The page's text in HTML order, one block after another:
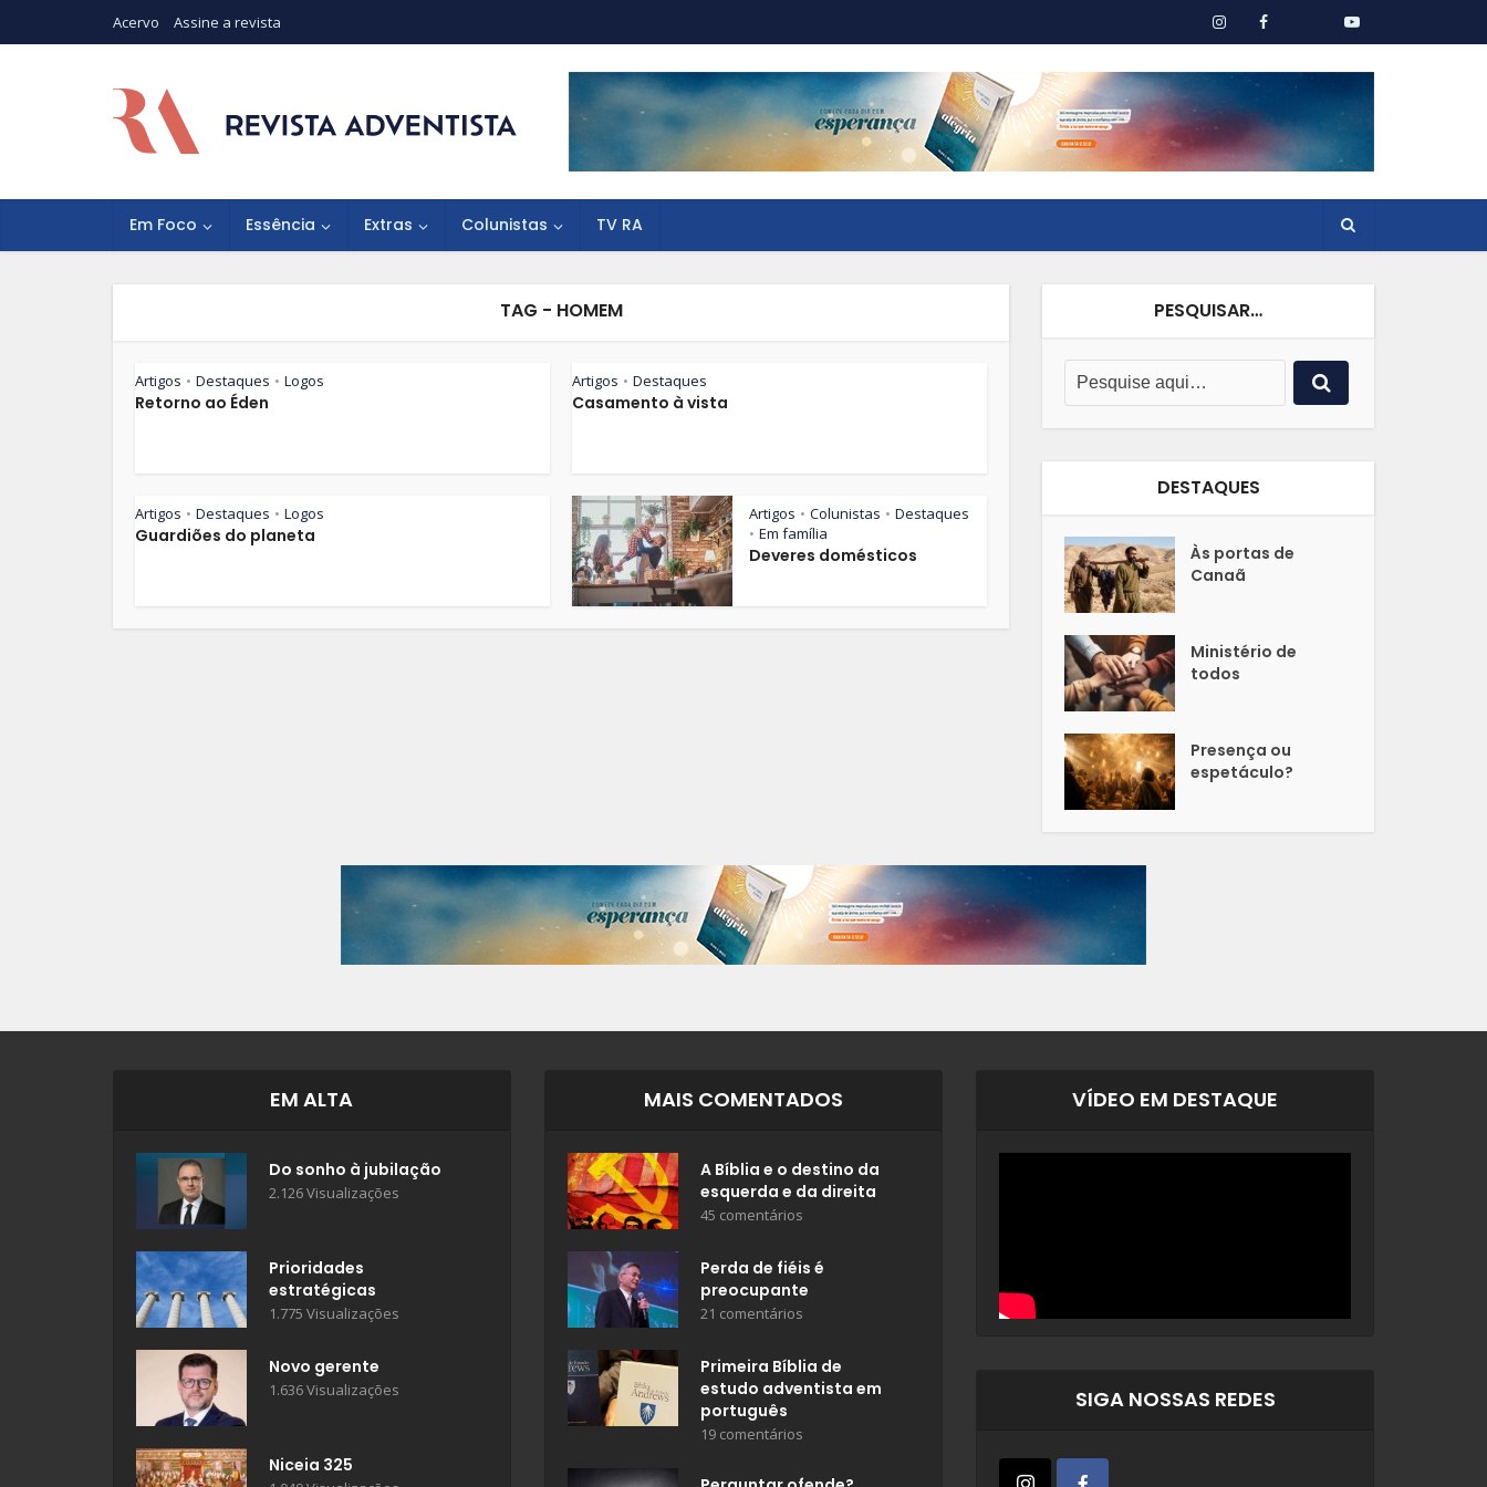
Acervo Assine a revista
Em Foco Essência Extras Colunistas TV RA
TAG - HOMEM
Artigos • Destaques • Logos
Retorno ao Éden
Artigos • Destaques
Casamento à vista
Artigos • Destaques • Logos
Guardiões do planeta
Artigos • Colunistas • Destaques
• Em família
Deveres domésticos
PESQUISAR…
DESTAQUES
Às portas de
Canaã
Ministério de
todos
Presença ou
espetáculo?
EM ALTA
Do sonho à jubilação
2.126 Visualizações
Prioridades
estratégicas
1.775 Visualizações
Novo gerente
1.636 Visualizações
Niceia 325
MAIS COMENTADOS
A Bíblia e o destino da
esquerda e da direita
45 comentários
Perda de fiéis é
preocupante
21 comentários
Primeira Bíblia de
estudo adventista em
português
19 comentários
VÍDEO EM DESTAQUE
SIGA NOSSAS REDES